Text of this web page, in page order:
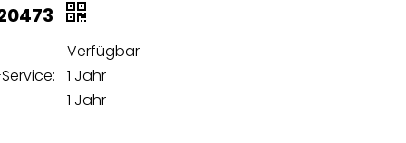
Verfügbar
1 Jahr
1 Jahr